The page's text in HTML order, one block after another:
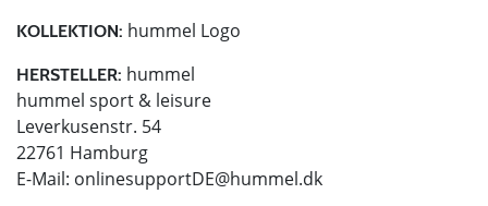
KOLLEKTION: hummel Logo
HERSTELLER: hummel
hummel sport & leisure
Leverkusenstr. 54
22761 Hamburg
E-Mail: onlinesupportDE@hummel.dk